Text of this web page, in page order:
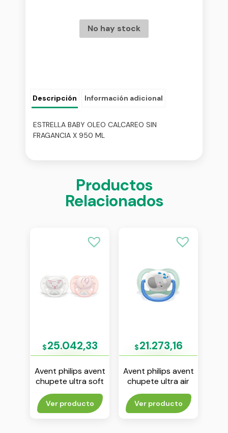
No hay stock
Descripción Información adicional
ESTRELLA BABY OLEO CALCAREO SIN
FRAGANCIA X 950 ML
Productos
Relacionados
$25.042,33
Avent philips avent
chupete ultra soft
0-6 m nena env x 2
Ver producto
$21.273,16
Avent philips avent
chupete ultra air
“animals” 0-6 m
nene env x 1
Ver producto